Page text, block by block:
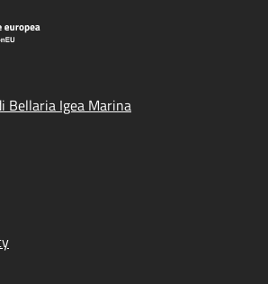
Bellaria Igea Marina